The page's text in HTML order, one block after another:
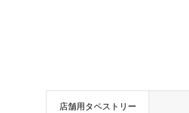
店舗用タペストリー